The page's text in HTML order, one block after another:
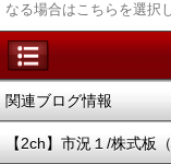
なる場合はこちらを選択
関連ブログ情報
【2ch】市況１/株式板（